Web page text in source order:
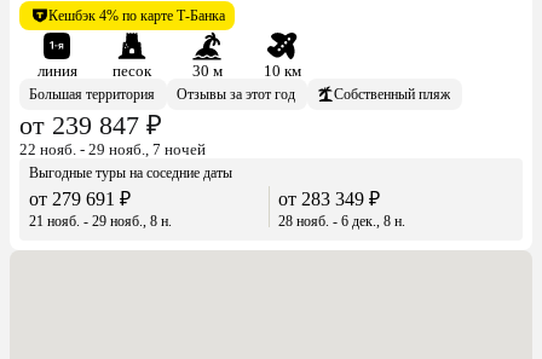
Кешбэк 4% по карте Т-Банка
линия песок 30 м
10 км
Большая территория
Отзывы за этот год Собственный пляж
от 239 847 ₽
22 нояб. - 29 нояб., 7 ночей
Выгодные туры на соседние даты
от 279 691 ₽
21 нояб. - 29 нояб., 8 н.
от 283 349 ₽
28 нояб. - 6 дек., 8 н.